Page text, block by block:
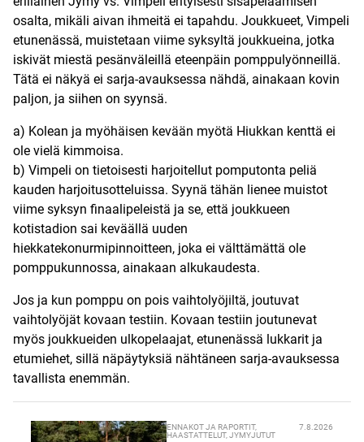
osalta, mikäli aivan ihmeitä ei tapahdu. Joukkueet, Vimpeli
etunenässä, muistetaan viime syksyltä joukkueina, jotka
iskivät miestä pesänväleillä eteenpäin pomppulyönneillä.
Tätä ei näkyä ei sarja-avauksessa nähdä, ainakaan kovin
paljon, ja siihen on syynsä.
a) Kolean ja myöhäisen kevään myötä Hiukkan kenttä ei
ole vielä kimmoisa.
b) Vimpeli on tietoisesti harjoitellut pomputonta peliä
kauden harjoitusotteluissa. Syynä tähän lienee muistot
viime syksyn finaalipeleistä ja se, että joukkueen
kotistadion sai keväällä uuden
hiekkatekonurmipinnoitteen, joka ei välttämättä ole
pomppukunnossa, ainakaan alkukaudesta.
Jos ja kun pomppu on pois vaihtolyöjiltä, joutuvat
vaihtolyöjät kovaan testiin. Kovaan testiin joutunevat
myös joukkueiden ulkopelaajat, etunenässä lukkarit ja
etumiehet, sillä näpäytyksiä nähtäneen sarja-avauksessa
tavallista enemmän.
ENNAKOT JA RAPORTIT,
HAASTATTELUT,JYMYJUTUT
7.8.2026